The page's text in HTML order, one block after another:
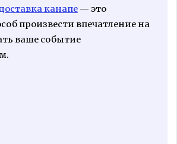
канапе— это
произвести впечатление на
ваше событие